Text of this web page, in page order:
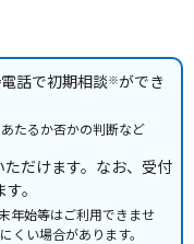
話で初期相談※ができ
たるか否かの判断など
だけます。なお、受付
。
年始等はご利用できませ
くい場合があります。